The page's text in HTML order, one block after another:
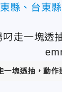
縣、台東
一塊透抽，動